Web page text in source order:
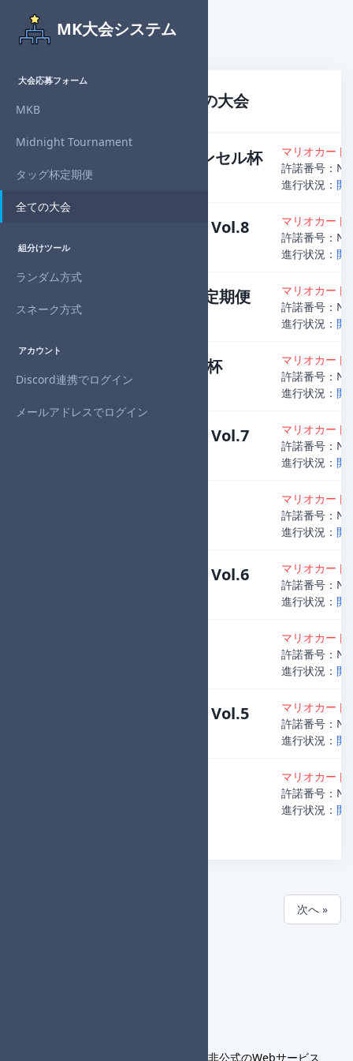
MK大会システム
大会応募フォーム
MKB
Midnight Tournament
タッグ杯定期便
全ての大会
組分けツール
ランダム方式
スネーク方式
アカウント
Discord連携でログイン
メールアドレスでログイン
大会応募フォーム - 全ての大会
第15回フォーマンセル杯
主催者
マリオカート
許諾番号：
進行状況： 開
Midnight個人杯 Vol.8
マリオカート
許諾番号：
進行状況： 開
第28回 タッグ杯定期便
マリオカート
許諾番号：
進行状況： 開
第4回チーミング杯
主催者 ：SASUGA
マリオカート
許諾番号：
進行状況： 開
Midnight個人杯 Vol.7
マリオカート
許諾番号：
進行状況： 開
マリオカート
許諾番号：
進行状況： 開
Midnight個人杯 Vol.6
マリオカート
許諾番号：
進行状況： 開
マリオカート
許諾番号：
進行状況： 開
Midnight個人杯 Vol.5
マリオカート
許諾番号：
進行状況： 開
マリオカート
許諾番号：
進行状況： 開
次へ »
当サービスは個人が開発・運営する非公式のWebサービス